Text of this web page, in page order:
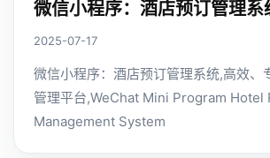
微信小程序：酒店预订管理系
2025-07-17
微信小程序：酒店预订管理系统,高效、
管理平台,WeChat Mini Program Hotel
Management System